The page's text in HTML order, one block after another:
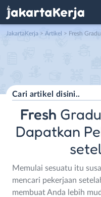
JakartaKerja > Artikel > Fresh
Fresh
Dapatkan
Memulai sesuatu itu
mencari pekerjaan
membuat Anda lebih